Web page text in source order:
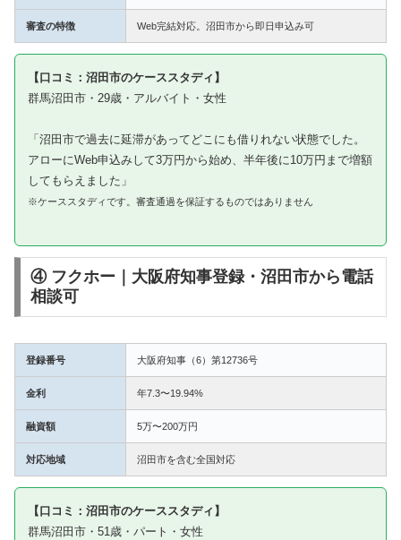
審査の特徴 Web完結対応。沼田市から即日申込み可
【口コミ：沼田市のケーススタディ】
群馬沼田市・29歳・アルバイト・女性
「沼田市で過去に延滞があってどこにも借りれない状態でした。
アローにWeb申込みして3万円から始め、半年後に10万円まで増額
してもらえました」
※ケーススタディです。審査通過を保証するものではありません
④ フクホー｜大阪府知事登録・沼田市から電話
相談可
登録番号 大阪府知事（6）第12736号
金利 年7.3〜19.94%
融資額 5万〜200万円
対応地域 沼田市を含む全国対応
【口コミ：沼田市のケーススタディ】
群馬沼田市・51歳・パート・女性